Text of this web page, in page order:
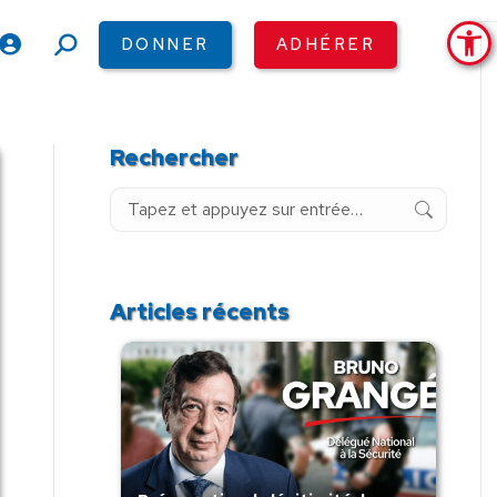
RechercheDONNER ADHÉRER
Rechercher
Recherche
Articles récents